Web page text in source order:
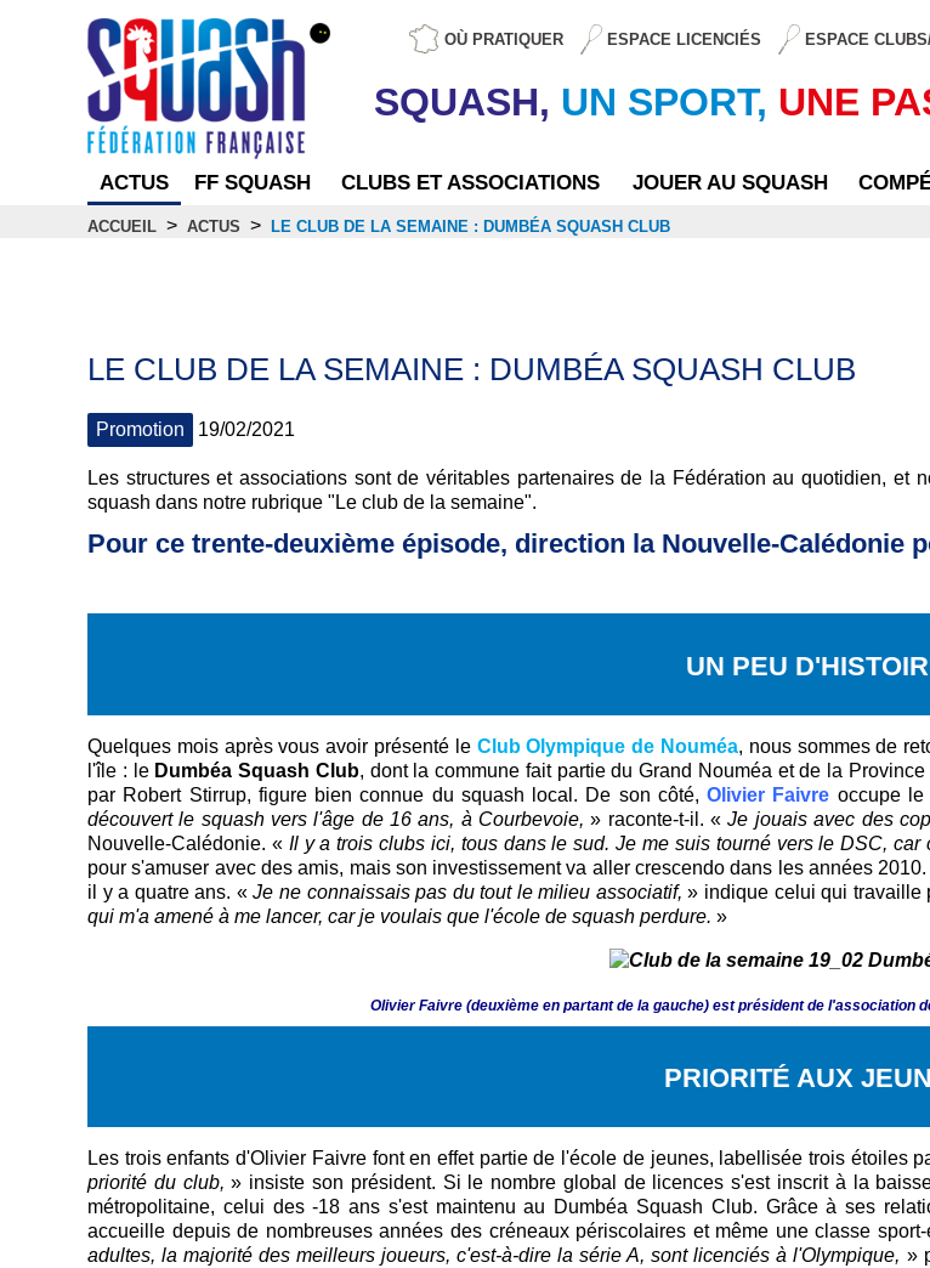
OÙ PRATIQUER ESPACE LICENCIÉS ESPACE
SQUASH, UN SPORT, UNE
ACTUS FF SQUASH CLUBS ET ASSOCIATIONS JOUER AU SQUASH
ACCUEIL > ACTUS > LE CLUB DE LA SEMAINE : DUMBÉA SQUASH CLUB
LE CLUB DE LA SEMAINE : DUMBÉA SQUASH CLUB
Promotion 19/02/2021
Les structures et associations sont de véritables partenaires de la Fédération au quotidien,
squash dans notre rubrique "Le club de la semaine".
Pour ce trente-deuxième épisode, direction la Nouvelle-Calédonie
UN PEU
Quelques mois après vous avoir présenté le Club Olympique de Nouméa, nous sommes de
l'île : le Dumbéa Squash Club, dont la commune fait partie du Grand Nouméa et de la
par Robert Stirrup, figure bien connue du squash local. De son côté,Olivier Faivre occupe
découvert le squash vers l'âge de 16 ans, à Courbevoie, » raconte-t-il. «Je jouais avec des
Nouvelle-Calédonie. «Il y a trois clubs ici, tous dans le sud. Je me suis tourné vers le DSC,
pour s'amuser avec des amis, mais son investissement va aller crescendo dans les années
il y a quatre ans. «Je ne connaissais pas du tout le milieu associatif,» indique celui qui travaille
qui m'a amené à me lancer, car je voulais que l'école de squash perdure. »
Olivier Faivre (deuxième en partant de la gauche) est président de l'association
PRIORITÉ AUX
Les trois enfants d'Olivier Faivre font en effet partie de l'école de jeunes, labellisée trois étoiles
priorité du club,» insiste son président. Si le nombre global de licences s'est inscrit à la
métropolitaine, celui des -18 ans s'est maintenu au Dumbéa Squash Club. Grâce à ses
accueille depuis de nombreuses années des créneaux périscolaires et même une classe
adultes, la majorité des meilleurs joueurs, c'est-à-dire la série A, sont licenciés à l'Olympique, »